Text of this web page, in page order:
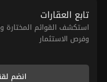
تابع العقارات
استكشف القوائم المختارة
وفرص الاستثمار
انضم